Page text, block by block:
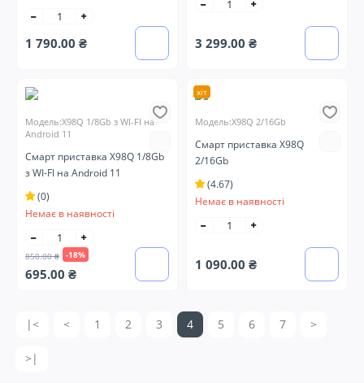
1 790.00 ₴ 3 299.00 ₴
Модель:X98Q 1/8Gb з WI-FI на
Android 11
Смарт приставка X98Q 1/8Gb
з WI-FI на Android 11
(0)
Немає в наявності
850.00 ₴ -18%
695.00 ₴
хіт
Модель:X98Q 2/16Gb
Смарт приставка X98Q
2/16Gb
(4.67)
Немає в наявності
1 090.00 ₴
|< < 1 2 3 4 5 6 7 >
>|